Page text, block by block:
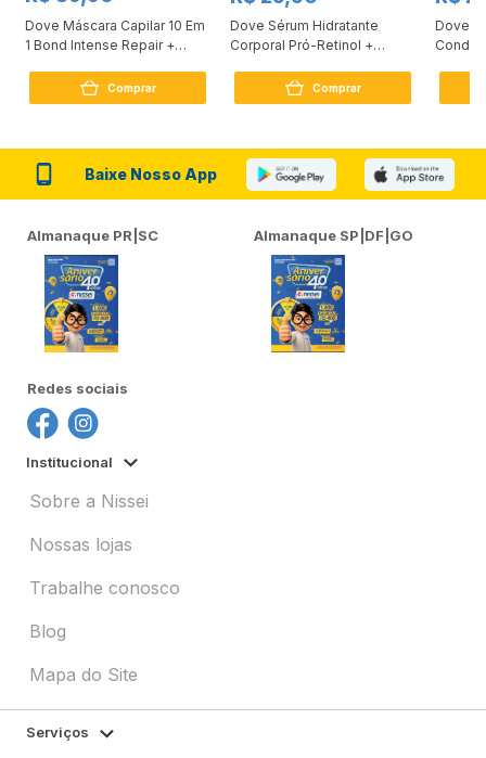
Dove Máscara Capilar 10 Em
1 Bond Intense Repair +
Comprar
Dove Sérum Hidratante
Corporal Pró-Retinol +
Comprar
Dove
Baixe Nosso App
Almanaque PR|SC Almanaque SP|DF|GO
Redes sociais
Institucional
Sobre a Nissei
Nossas lojas
Trabalhe conosco
Blog
Mapa do Site
Serviços